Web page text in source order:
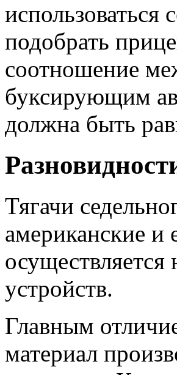
использоваться
подобрать
соотношение
буксирующим
должна быть
Тягачи
американские и
устройств.
Главным
материал